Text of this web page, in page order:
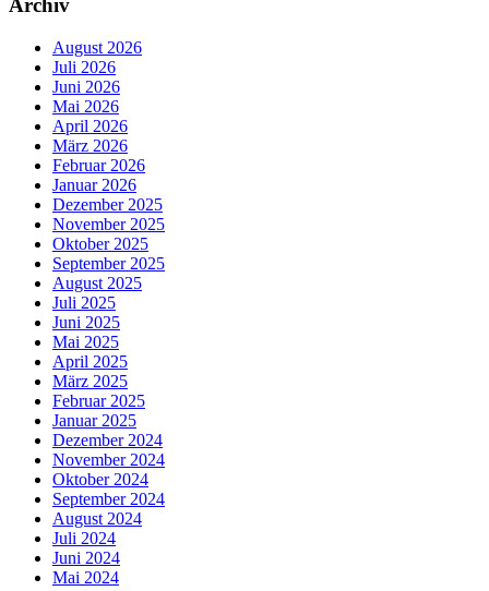
Archiv
August 2026
Juli 2026
Juni 2026
Mai 2026
April 2026
März 2026
Februar 2026
Januar 2026
Dezember 2025
November 2025
Oktober 2025
September 2025
August 2025
Juli 2025
Juni 2025
Mai 2025
April 2025
März 2025
Februar 2025
Januar 2025
Dezember 2024
November 2024
Oktober 2024
September 2024
August 2024
Juli 2024
Juni 2024
Mai 2024